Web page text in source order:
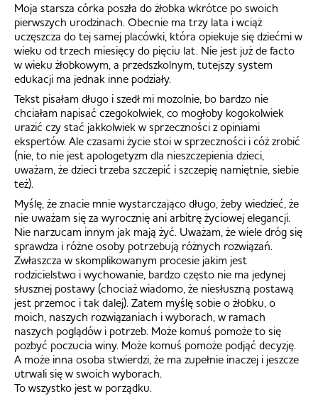
Moja starsza córka poszła do żłobka wkrótce po swoich
pierwszych urodzinach. Obecnie ma trzy lata i wciąż
uczęszcza do tej samej placówki, która opiekuje się dziećmi w
wieku od trzech miesięcy do pięciu lat. Nie jest już de facto
w wieku żłobkowym, a przedszkolnym, tutejszy system
edukacji ma jednak inne podziały.
Tekst pisałam długo i szedł mi mozolnie, bo bardzo nie
chciałam napisać czegokolwiek, co mogłoby kogokolwiek
urazić czy stać jakkolwiek w sprzeczności z opiniami
ekspertów. Ale czasami życie stoi w sprzeczności i cóż zrobić
(nie, to nie jest apologetyzm dla nieszczepienia dzieci,
uważam, że dzieci trzeba szczepić i szczepię namiętnie, siebie
też).
Myślę, że znacie mnie wystarczająco długo, żeby wiedzieć, że
nie uważam się za wyrocznię ani arbitrę życiowej elegancji.
Nie narzucam innym jak mają żyć. Uważam, że wiele dróg się
sprawdza i różne osoby potrzebują różnych rozwiązań.
Zwłaszcza w skomplikowanym procesie jakim jest
rodzicielstwo i wychowanie, bardzo często nie ma jedynej
słusznej postawy (chociaż wiadomo, że niesłuszną postawą
jest przemoc i tak dalej). Zatem myślę sobie o żłobku, o
moich, naszych rozwiązaniach i wyborach, w ramach
naszych poglądów i potrzeb. Może komuś pomoże to się
pozbyć poczucia winy. Może komuś pomoże podjąć decyzję.
A może inna osoba stwierdzi, że ma zupełnie inaczej i jeszcze
utrwali się w swoich wyborach.
To wszystko jest w porządku.